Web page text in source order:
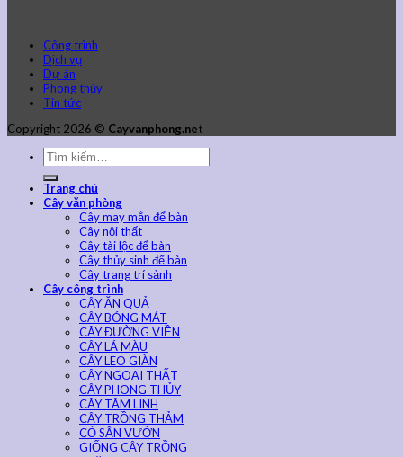
Công trình
Dịch vụ
Dự án
Phong thủy
Tin tức
Copyright 2026 © Cayvanphong.net
Trang chủ
Cây văn phòng
Cây may mắn để bàn
Cây nội thất
Cây tài lộc để bàn
Cây thủy sinh để bàn
Cây trang trí sảnh
Cây công trình
CÂY ĂN QUẢ
CÂY BÓNG MÁT
CÂY ĐƯỜNG VIỀN
CÂY LÁ MÀU
CÂY LEO GIÀN
CÂY NGOẠI THẤT
CÂY PHONG THỦY
CÂY TÂM LINH
CÂY TRỒNG THẢM
CỎ SÂN VƯỜN
GIỐNG CÂY TRỒNG